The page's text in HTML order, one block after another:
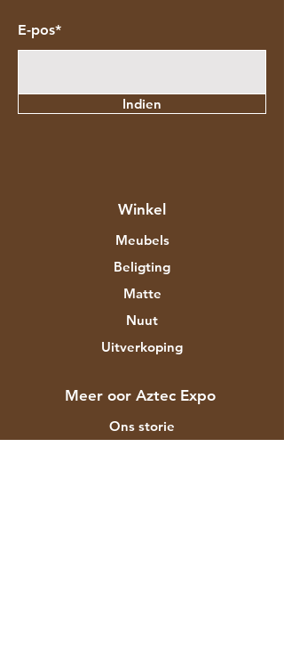
E-pos*
Indien
Winkel
Meubels
Beligting
Matte
Nuut
Uitverkoping
Meer oor Aztec Expo
Ons storie